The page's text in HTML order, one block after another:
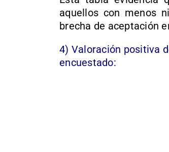
aquellos con menos
brecha de aceptación
4) Valoración positiva
encuestado: